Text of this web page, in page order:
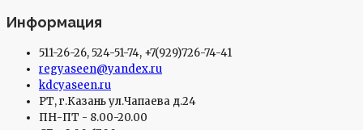
Информация
511-26-26, 524-51-74, +7(929)726-74-41
regyaseen@yandex.ru
kdcyaseen.ru
РТ, г.Казань ул.Чапаева д.24
ПН-ПТ - 8.00-20.00